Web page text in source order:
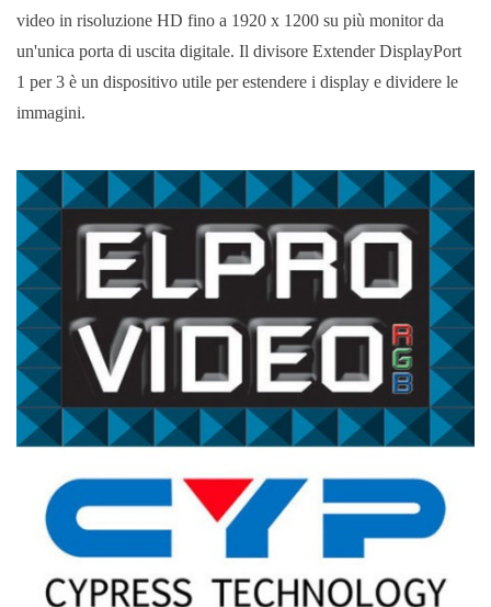
video in risoluzione HD fino a 1920 x 1200 su più monitor da
un'unica porta di uscita digitale. Il divisore Extender DisplayPort
1 per 3 è un dispositivo utile per estendere i display e dividere le
immagini.